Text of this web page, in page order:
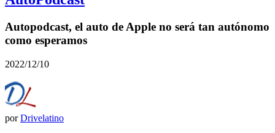
Autopodcast, el auto de Apple no será tan autónomo
como esperamos
2022/12/10
por Drivelatino